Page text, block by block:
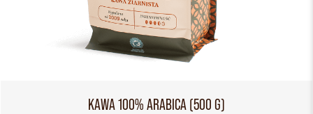
KAWA 100% ARABICA (500 G)